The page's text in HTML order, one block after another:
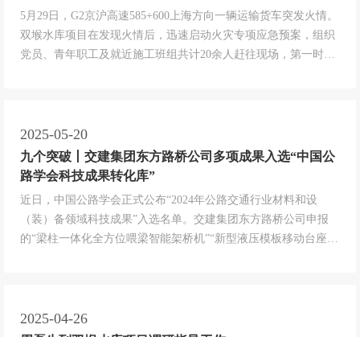
5月29日，G2京沪高速585+600上海方向一辆运输货车突发火情。
双堠水库项目在发现火情后，迅速启动火灾专项应急预案，组织
党员、青年职工及就近施工班组共计20余人赶往现场，第一时间
2025-05-20
九个突破丨交建集团东方路桥公司多项成果入选“中国公
路学会科技成果转化库”
近日，中国公路学会正式公布“2024年公路交通行业材料和设
（装）备领域科技成果”入选名单。交建集团东方路桥公司申报
的“梁柱一体化全方位喂梁智能架桥机”“新型液压模板移动台座预
成果”。“...
2025-04-26